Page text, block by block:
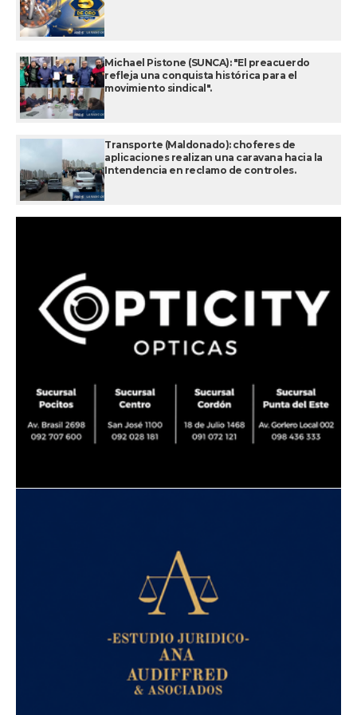
Michael Pistone (SUNCA): "El preacuerdo
refleja una conquista histórica para el
movimiento sindical".
Transporte (Maldonado): choferes de
aplicaciones realizan una caravana hacia la
Intendencia en reclamo de controles.